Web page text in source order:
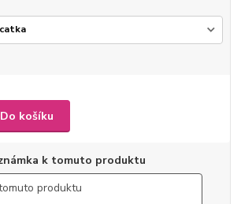
Do košíku
k tomuto produktu